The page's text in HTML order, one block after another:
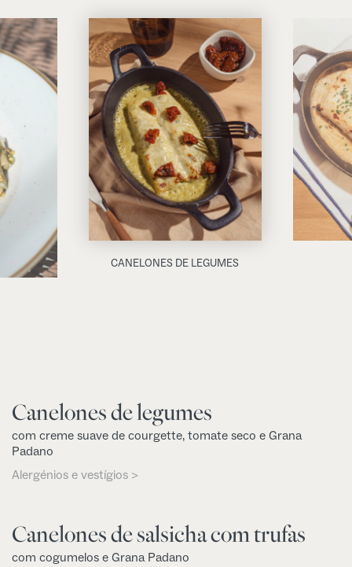
CANELONES DE LEGUMES
Canelones de legumes
com creme suave de courgette, tomate seco e Grana
Padano
Alergénios e vestígios >
Canelones de salsicha com trufas
com cogumelos e Grana Padano